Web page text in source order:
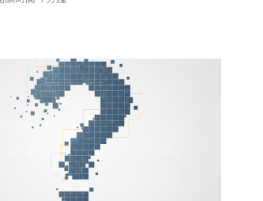
售業在面對國際巨頭降維打擊時，除